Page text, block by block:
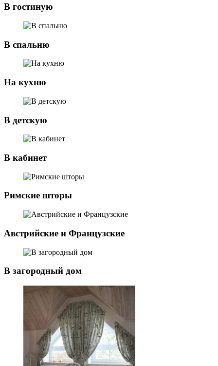
В гостиную
В спальню
На кухню
В детскую
В кабинет
Римские шторы
Австрийские и Французские
В загородный дом